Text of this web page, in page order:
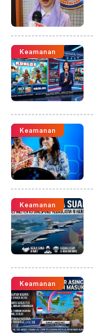
Keamanan
Keamanan
Keamanan
Keamanan